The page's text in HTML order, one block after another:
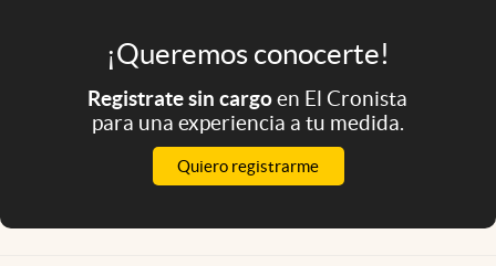
abre en nueva pestaña
Argentina
¡Queremos conocerte!
Registrate sin cargoen El Cronista
para una experiencia a tu medida.
Quiero registrarme